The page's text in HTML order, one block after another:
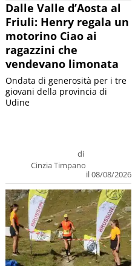
Dalle Valle d’Aosta al
Friuli: Henry regala un
motorino Ciao ai
ragazzini che
vendevano limonata
di
Cinzia Timpano
il 08/08/2026
Ondata di generosità per i tre
giovani della provincia di
Udine